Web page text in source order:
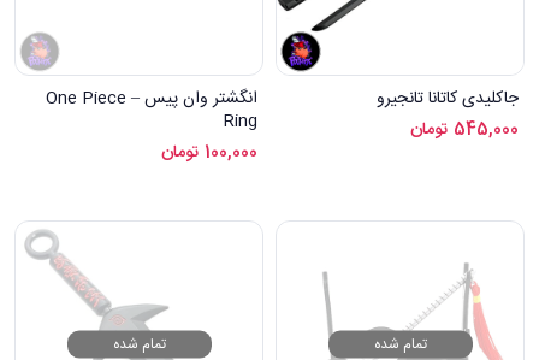
جاکلیدی کاتانا تانجیرو
545,000 تومان
انگشتر وان پیس – One Piece
Ring
100,000 تومان
تمام شده تمام شده